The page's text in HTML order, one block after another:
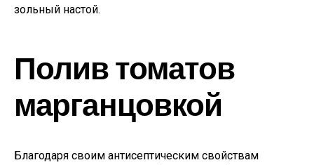
зольный настой.
Полив томатов
марганцовкой
Благодаря своим антисептическим свойствам